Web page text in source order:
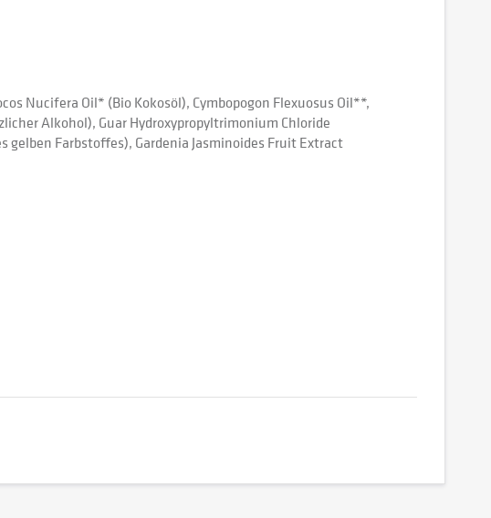
Nucifera Oil* (Bio Kokosöl), Cymbopogon Flexuosus Oil**,
Alkohol), Guar Hydroxypropyltrimonium Chloride
Farbstoffes), Gardenia Jasminoides Fruit Extract